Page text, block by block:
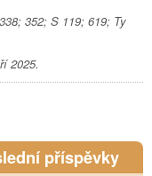
S 119; 619; Ty
2025.
příspěvky